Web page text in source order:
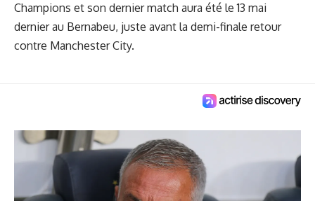
Champions et son dernier match aura été le 13 mai
dernier au Bernabeu, juste avant la demi-finale retour
contre Manchester City.